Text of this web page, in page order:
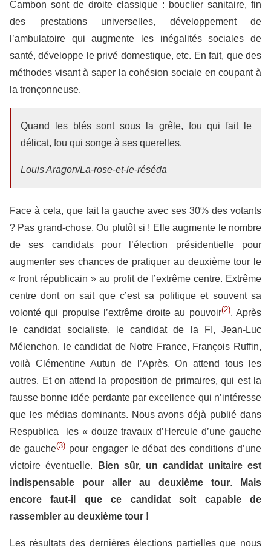
Cambon sont de droite classique : bouclier sanitaire, fin
des prestations universelles, développement de
l’ambulatoire qui augmente les inégalités sociales de
santé, développe le privé domestique, etc. En fait, que des
méthodes visant à saper la cohésion sociale en coupant à
la tronçonneuse.
Quand les blés sont sous la grêle, fou qui fait le
délicat, fou qui songe à ses querelles.
Louis Aragon/La-rose-et-le-réséda
Face à cela, que fait la gauche avec ses 30% des votants
? Pas grand-chose. Ou plutôt si ! Elle augmente le nombre
de ses candidats pour l’élection présidentielle pour
augmenter ses chances de pratiquer au deuxième tour le
« front républicain » au profit de l’extrême centre. Extrême
centre dont on sait que c’est sa politique et souvent sa
volonté qui propulse l’extrême droite au pouvoir(2). Après
le candidat socialiste, le candidat de la FI, Jean-Luc
Mélenchon, le candidat de Notre France, François Ruffin,
voilà Clémentine Autun de l’Après. On attend tous les
autres. Et on attend la proposition de primaires, qui est la
fausse bonne idée perdante par excellence qui n’intéresse
que les médias dominants. Nous avons déjà publié dans
Respublica les « douze travaux d’Hercule d’une gauche
de gauche(3)pour engager le débat des conditions d’une
victoire éventuelle.
Bien sûr, un candidat unitaire est
indispensable pour aller au deuxième tour.
Mais
encore faut-il que ce candidat soit capable de
rassembler au deuxième tour !
Les résultats des dernières élections partielles que nous